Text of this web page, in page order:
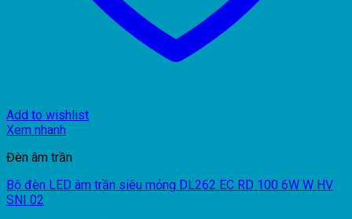
Add to wishlist
Xem nhanh
Đèn âm trần
Bộ đèn LED âm trần siêu mỏng DL262 EC RD 100 6W W HV
SNI 02